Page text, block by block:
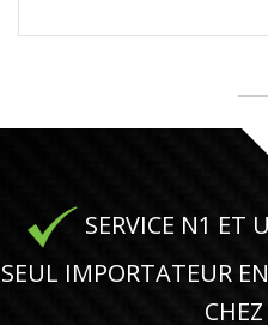
SERVICE N1 ET
SEUL IMPORTATEUR